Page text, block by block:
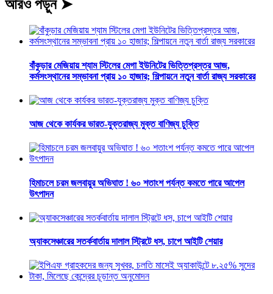
আরও পড়ুন ➤
বাঁকুড়ার মেজিয়ায় শ্যাম স্টিলের মেগা ইউনিটের ভিত্তিপ্রস্তর আজ,
কর্মসংস্থানের সম্ভাবনা প্রায় ১০ হাজার; শিল্পায়নে নতুন বার্তা রাজ্য সরকারের
আজ থেকে কার্যকর ভারত-যুক্তরাজ্য মুক্ত বাণিজ্য চুক্তি
হিমাচলে চরম জলবায়ুর অভিঘাত ! ৬০ শতাংশ পর্যন্ত কমতে পারে আপেল
উৎপাদন
অ্যাকসেঞ্চারের সতর্কবার্তায় দালাল স্ট্রিটে ধস, চাপে আইটি শেয়ার